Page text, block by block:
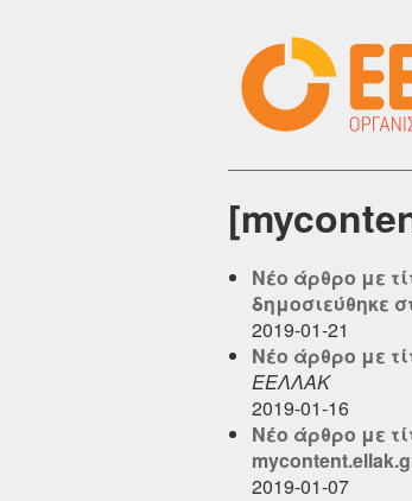
Νέο άρθρο με
δημοσιεύθηκε
2019-01-21
Νέο άρθρο με
ΕΕΛΛΑΚ
2019-01-16
Νέο άρθρο με
2019-01-07